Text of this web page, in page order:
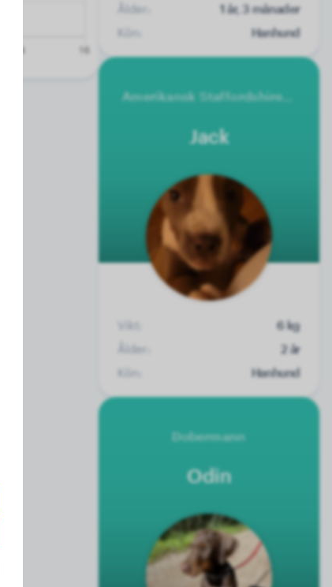
Ålder:
1 år, 3 månader
Kön:
Hanhund
Amerikansk Staffordshire Terrier
Jack
Vikt:
6 kg
Ålder:
2 år
Kön:
Hanhund
Dobermann
Odin